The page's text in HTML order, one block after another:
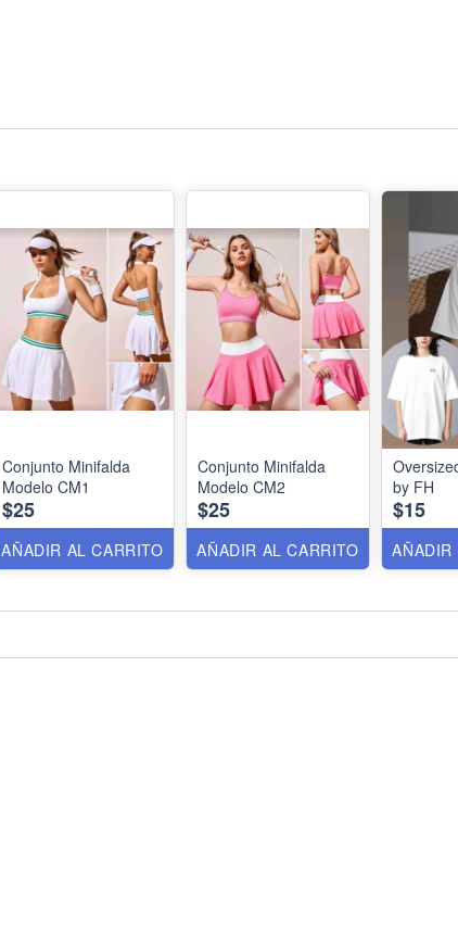
Conjunto Minifalda
Modelo CM1
$25
AÑADIR AL CARRITO
Conjunto Minifalda
Modelo CM2
$25
AÑADIR AL CARRITO
by FH
$15
AÑADIR